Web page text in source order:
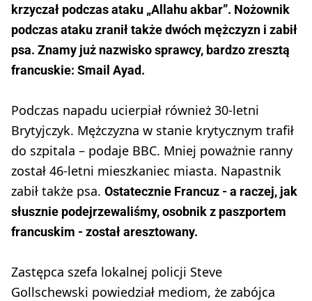
krzyczał podczas ataku „Allahu akbar”. Nożownik
podczas ataku zranił także dwóch mężczyzn i zabił
psa. Znamy już nazwisko sprawcy, bardzo zresztą
francuskie: Smail Ayad.
Podczas napadu ucierpiał również 30-letni
Brytyjczyk. Mężczyzna w stanie krytycznym trafił
do szpitala – podaje BBC. Mniej poważnie ranny
został 46-letni mieszkaniec miasta. Napastnik
zabił także psa. Ostatecznie Francuz - a raczej, jak
słusznie podejrzewaliśmy, osobnik z paszportem
francuskim - został aresztowany.
Zastępca szefa lokalnej policji Steve
Gollschewski powiedział mediom, że zabójca